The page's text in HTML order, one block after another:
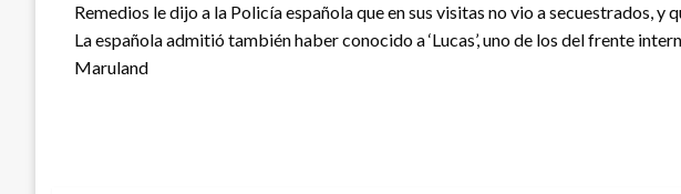
Remedios le dijo a la Policía española que en sus visitas no vio a secuestrados,
La española admitió también haber conocido a ‘Lucas’, uno de los del frente
Maruland